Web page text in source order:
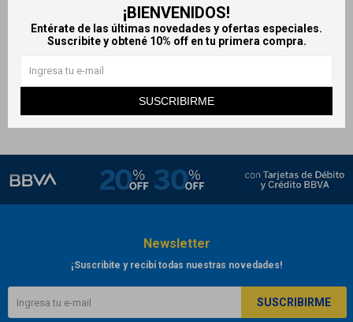
¡BIENVENIDOS!
Entérate de las últimas novedades y ofertas especiales.
Suscribite y obtené 10% off en tu primera compra.
SUSCRIBIRME
$ 245
Newsletter
¡Suscribite y recibí todas nuestras novedades!
SUSCRIBIRME